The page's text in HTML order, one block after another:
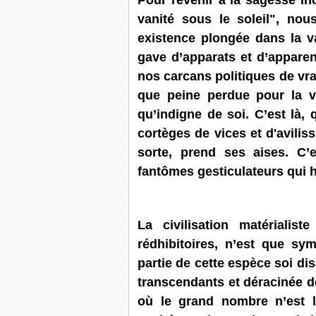
vanité sous le soleil",
existence plongée dans la
gave d’apparats et
nos carcans politiques de
que peine perdue pour la
qu’indigne de soi. C’est
cortèges de vices et
sorte, prend ses aises.
fantômes gesticulateurs qui
La civilisation
rédhibitoires, n’est que
partie de cette espèce soi
transcendants et déracinée
où le grand nombre